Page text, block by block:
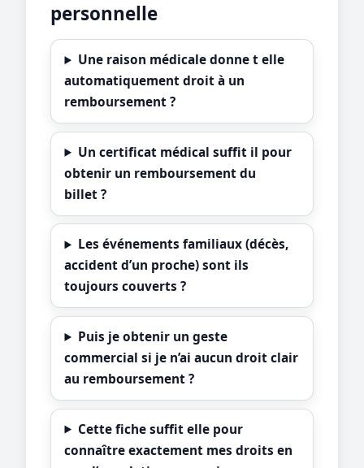
personnelle
Une raison médicale donne t elle
automatiquement droit à un
remboursement ?
Un certificat médical suffit il pour
obtenir un remboursement du
billet ?
Les événements familiaux (décès,
accident d’un proche) sont ils
toujours couverts ?
Puis je obtenir un geste
commercial si je n’ai aucun droit clair
au remboursement ?
Cette fiche suffit elle pour
connaître exactement mes droits en